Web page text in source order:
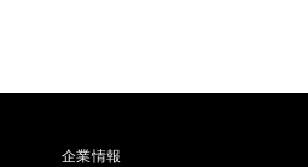
企業情報